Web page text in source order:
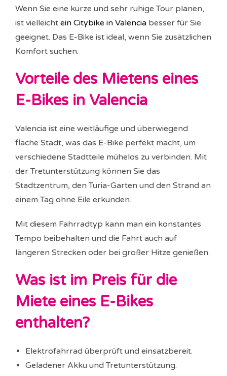
Wenn Sie eine kurze und sehr ruhige Tour planen,
ist vielleicht ein Citybike in Valencia besser für Sie
geeignet. Das E-Bike ist ideal, wenn Sie zusätzlichen
Komfort suchen.
Vorteile des Mietens eines
E-Bikes in Valencia
Valencia ist eine weitläufige und überwiegend
flache Stadt, was das E-Bike perfekt macht, um
verschiedene Stadtteile mühelos zu verbinden. Mit
der Tretunterstützung können Sie das
Stadtzentrum, den Turia-Garten und den Strand an
einem Tag ohne Eile erkunden.
Mit diesem Fahrradtyp kann man ein konstantes
Tempo beibehalten und die Fahrt auch auf
längeren Strecken oder bei großer Hitze genießen.
Was ist im Preis für die
Miete eines E-Bikes
enthalten?
Elektrofahrrad überprüft und einsatzbereit.
Geladener Akku und Tretunterstützung.